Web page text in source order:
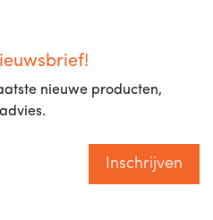
nieuwe producten,
Inschrijven